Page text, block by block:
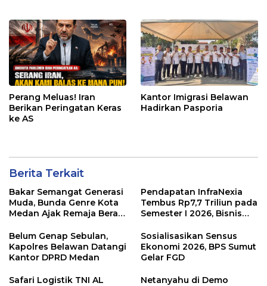
Perang Meluas! Iran
Berikan Peringatan Keras
ke AS
Kantor Imigrasi Belawan
Hadirkan Pasporia
Berita Terkait
Bakar Semangat Generasi
Muda, Bunda Genre Kota
Medan Ajak Remaja Berani
Pendapatan InfraNexia
Tembus Rp7,7 Triliun pada
Semester I 2026, Bisnis
Persen
Belum Genap Sebulan,
Kapolres Belawan Datangi
Kantor DPRD Medan
Sosialisasikan Sensus
Ekonomi 2026, BPS Sumut
Gelar FGD
Safari Logistik TNI AL
Netanyahu di Demo